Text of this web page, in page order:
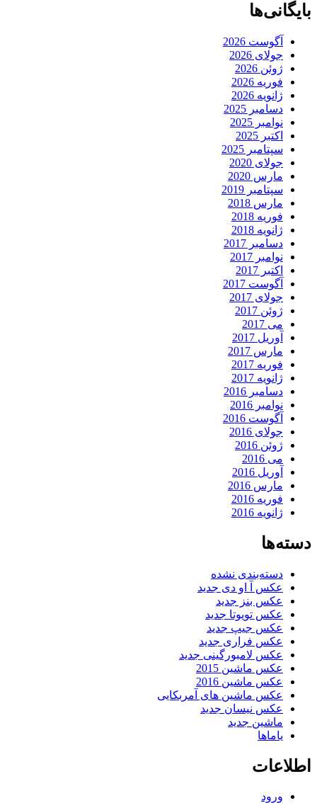
بایگانی‌ها
آگوست 2026
جولای 2026
ژوئن 2026
فوریه 2026
ژانویه 2026
دسامبر 2025
نوامبر 2025
اکتبر 2025
سپتامبر 2025
جولای 2020
مارس 2020
سپتامبر 2019
مارس 2018
فوریه 2018
ژانویه 2018
دسامبر 2017
نوامبر 2017
اکتبر 2017
آگوست 2017
جولای 2017
ژوئن 2017
می 2017
آوریل 2017
مارس 2017
فوریه 2017
ژانویه 2017
دسامبر 2016
نوامبر 2016
آگوست 2016
جولای 2016
ژوئن 2016
می 2016
آوریل 2016
مارس 2016
فوریه 2016
ژانویه 2016
دسته‌ها
دسته‌بندی نشده
عکس آ او دی جدید
عکس بنز جدید
عکس تویوتا جدید
عکس جیپ جدید
عکس فراری جدید
عکس لامبورگینی جدید
عکس ماشین 2015
عکس ماشین 2016
عکس ماشین های آمربکایی
عکس نیسان جدید
ماشین جدید
یاماها
اطلاعات
ورود